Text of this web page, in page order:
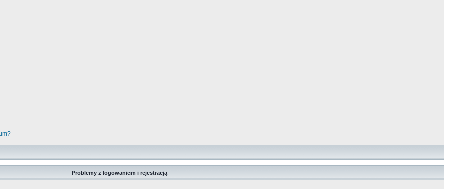
Problemy z logowaniem i rejestracją